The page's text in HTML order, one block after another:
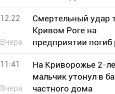
боеприпасы
12:22
Вчера
Смертельный удар
Кривом Роге на
предприятии погиб
11:41
Вчера
На Криворожье 2-
мальчик утонул в
частного дома